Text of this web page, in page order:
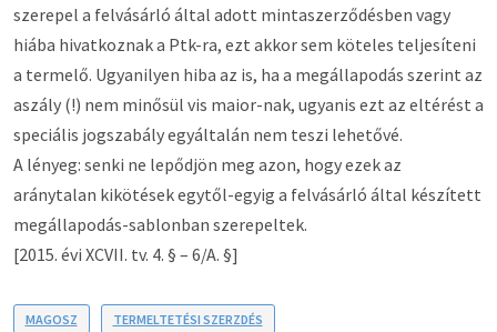
szerepel a felvásárló által adott mintaszerződésben vagy
hiába hivatkoznak a Ptk-ra, ezt akkor sem köteles teljesíteni
a termelő. Ugyanilyen hiba az is, ha a megállapodás szerint az
aszály (!) nem minősül vis maior-nak, ugyanis ezt az eltérést a
speciális jogszabály egyáltalán nem teszi lehetővé.
A lényeg: senki ne lepődjön meg azon, hogy ezek az
aránytalan kikötések egytől-egyig a felvásárló által készített
megállapodás-sablonban szerepeltek.
[2015. évi XCVII. tv. 4. § – 6/A. §]
MAGOSZ TERMELTETÉSI SZERZDÉS